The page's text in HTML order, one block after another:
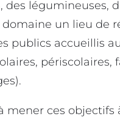
des légumineuses,
domaine un lieu de
publics accueillis
mener ces objectifs